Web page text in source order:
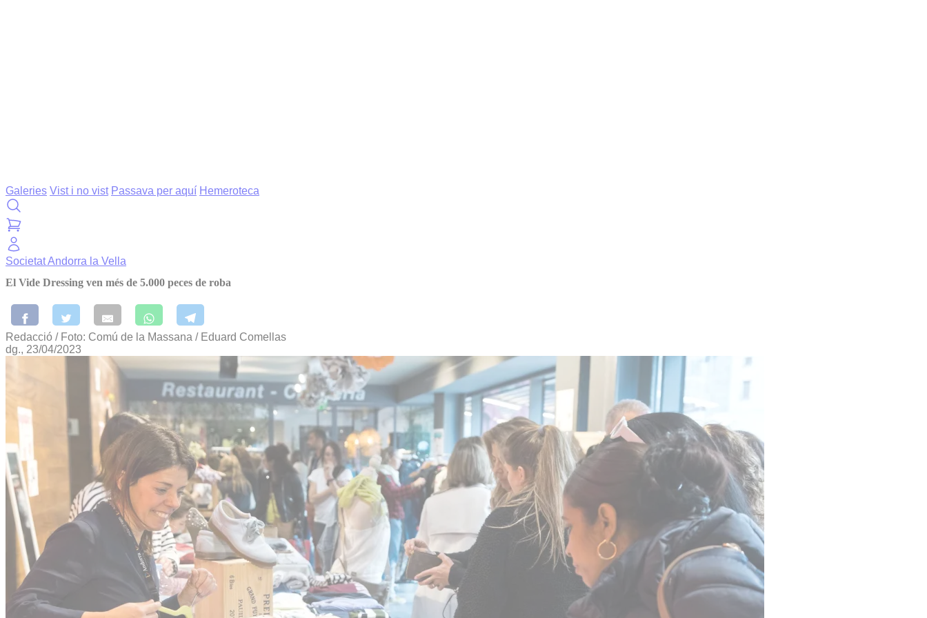
Galeries Vist i no vist Passava per aquí Hemeroteca
SocietatAndorra la Vella
El Vide Dressing ven més de 5.000 peces de roba
Redacció / Foto: Comú de la Massana / Eduard Comellas
dg., 23/04/2023